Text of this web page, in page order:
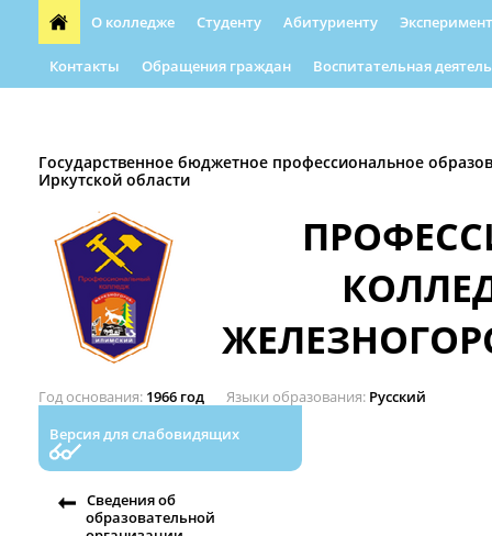
О колледже Студенту Абитуриенту
Контакты Обращения граждан Воспитательная
Государственное бюджетное профессиональное
Иркутской области
Год основания 1966 год Языки образования Русский
Версия для слабовидящих
Сведения об
образовательной